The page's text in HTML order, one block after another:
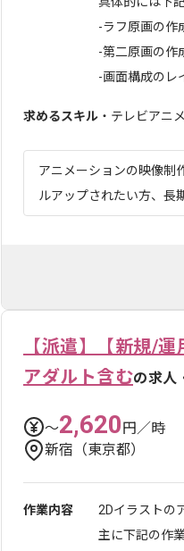
-ラフ原画の作
-第二原画の作
-画面構成のレ
求めるスキル ・テレビアニ
アニメーションの映像制
ルアップされたい方、長
【派遣】【新規/
アダルト含むの求人
〜2,620円／時
新宿（東京都）
作業内容
2Dイラストの
主に下記の作